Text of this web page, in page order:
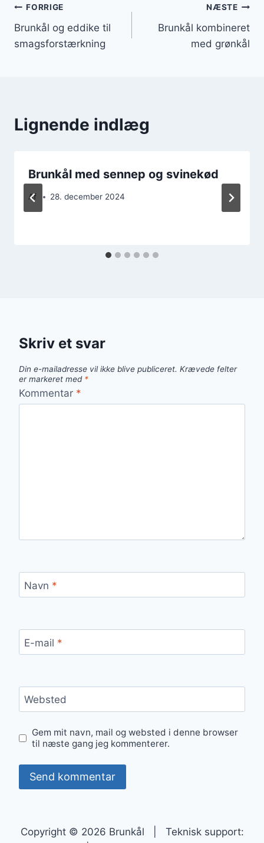
Indlægsnavigation
FORRIGE
Brunkål og eddike til
smagsforstærkning
NÆSTE
Brunkål kombineret
med grønkål
Lignende indlæg
Brunkål med sennep og svinekød
Af 28. december 2024
Skriv et svar
Din e-mailadresse vil ikke blive publiceret. Krævede felter
er markeret med *
Kommentar *
Navn *
E-mail *
Websted
Gem mit navn, mail og websted i denne browser
til næste gang jeg kommenterer.
Copyright © 2026 Brunkål | Teknisk support: